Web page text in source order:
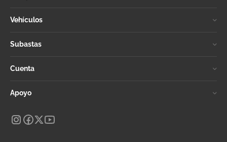
Vehículos
Subastas
Cuenta
Apoyo